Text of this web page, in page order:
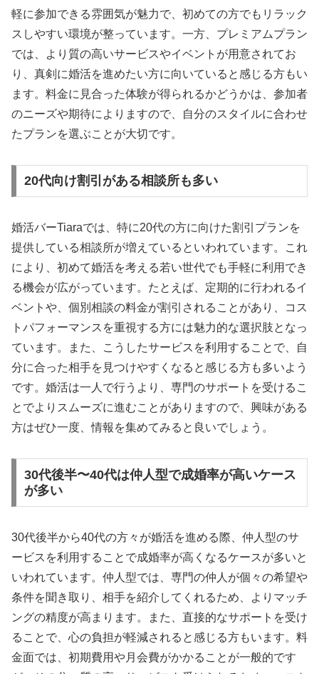
軽に参加できる雰囲気が魅力で、初めての方でもリラック
スしやすい環境が整っています。一方、プレミアムプラン
では、より質の高いサービスやイベントが用意されてお
り、真剣に婚活を進めたい方に向いていると感じる方もい
ます。料金に見合った体験が得られるかどうかは、参加者
のニーズや期待によりますので、自分のスタイルに合わせ
たプランを選ぶことが大切です。
20代向け割引がある相談所も多い
婚活バーTiaraでは、特に20代の方に向けた割引プランを
提供している相談所が増えているといわれています。これ
により、初めて婚活を考える若い世代でも手軽に利用でき
る機会が広がっています。たとえば、定期的に行われるイ
ベントや、個別相談の料金が割引されることがあり、コス
トパフォーマンスを重視する方には魅力的な選択肢となっ
ています。また、こうしたサービスを利用することで、自
分に合った相手を見つけやすくなると感じる方も多いよう
です。婚活は一人で行うより、専門のサポートを受けるこ
とでよりスムーズに進むことがありますので、興味がある
方はぜひ一度、情報を集めてみると良いでしょう。
30代後半〜40代は仲人型で成婚率が高いケース
が多い
30代後半から40代の方々が婚活を進める際、仲人型のサ
ービスを利用することで成婚率が高くなるケースが多いと
いわれています。仲人型では、専門の仲人が個々の希望や
条件を聞き取り、相手を紹介してくれるため、よりマッチ
ングの精度が高まります。また、直接的なサポートを受け
ることで、心の負担が軽減されると感じる方もいます。料
金面では、初期費用や月会費がかかることが一般的です